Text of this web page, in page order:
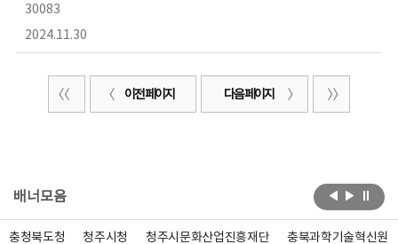
30083
2024.11.30
이전 페이지 다음 페이지
배너모음
충청북도청 청주시청 청주시문화산업진흥재단 충북과학기술혁신원